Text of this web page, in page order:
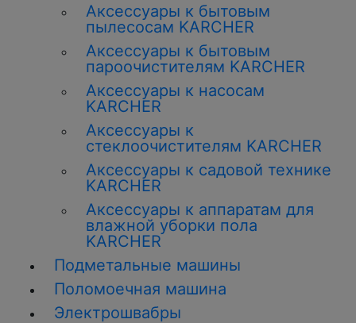
Аксессуары к бытовым
пылесосам KARCHER
Аксессуары к бытовым
пароочистителям KARCHER
Аксессуары к насосам
KARCHER
Аксессуары к
стеклоочистителям KARCHER
Аксессуары к садовой технике
KARCHER
Аксессуары к аппаратам для
влажной уборки пола
KARCHER
Подметальные машины
Поломоечная машина
Электрошвабры